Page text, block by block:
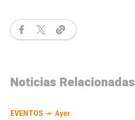
Noticias Relacionadas
EVENTOS Ayer